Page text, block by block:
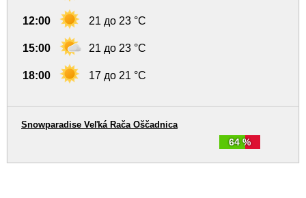
12:00 21 до 23 °C
15:00 21 до 23 °C
18:00 17 до 21 °C
64 %
Snowparadise Veľká Rača Oščadnica